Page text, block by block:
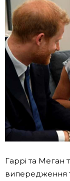
Гаррі та Меган
випередження